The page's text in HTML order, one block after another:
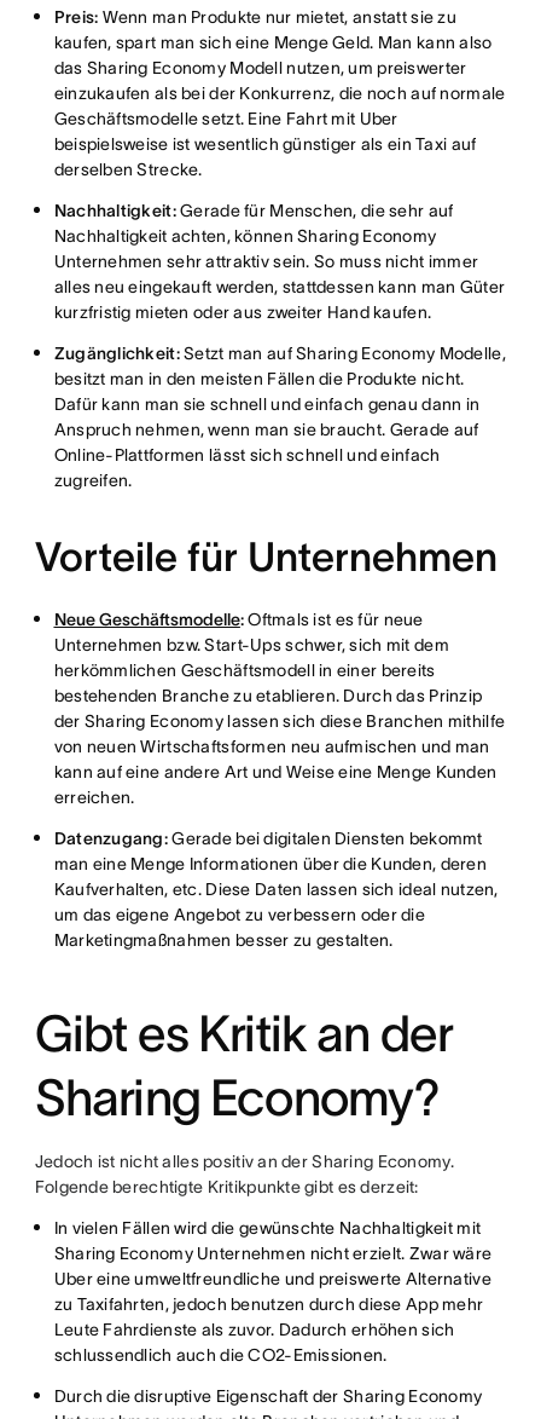
Preis: Wenn man Produkte nur mietet, anstatt sie zu
kaufen, spart man sich eine Menge Geld. Man kann also
das Sharing Economy Modell nutzen, um preiswerter
einzukaufen als bei der Konkurrenz, die noch auf normale
Geschäftsmodelle setzt. Eine Fahrt mit Uber
beispielsweise ist wesentlich günstiger als ein Taxi auf
derselben Strecke.
Nachhaltigkeit:Gerade für Menschen, die sehr auf
Nachhaltigkeit achten, können Sharing Economy
Unternehmen sehr attraktiv sein. So muss nicht immer
alles neu eingekauft werden, stattdessen kann man Güter
kurzfristig mieten oder aus zweiter Hand kaufen.
Zugänglichkeit:Setzt man auf Sharing Economy Modelle,
besitzt man in den meisten Fällen die Produkte nicht.
Dafür kann man sie schnell und einfach genau dann in
Anspruch nehmen, wenn man sie braucht. Gerade auf
Online-Plattformen lässt sich schnell und einfach
zugreifen.
Vorteile für Unternehmen
Neue Geschäftsmodelle:Oftmals ist es für neue
Unternehmen bzw. Start-Ups schwer, sich mit dem
herkömmlichen Geschäftsmodell in einer bereits
bestehenden Branche zu etablieren. Durch das Prinzip
der Sharing Economy lassen sich diese Branchen mithilfe
von neuen Wirtschaftsformen neu aufmischen und man
kann auf eine andere Art und Weise eine Menge Kunden
erreichen.
Datenzugang:Gerade bei digitalen Diensten bekommt
man eine Menge Informationen über die Kunden, deren
Kaufverhalten, etc. Diese Daten lassen sich ideal nutzen,
um das eigene Angebot zu verbessern oder die
Marketingmaßnahmen besser zu gestalten.
Gibt es Kritik an der
Sharing Economy?
Jedoch ist nicht alles positiv an der Sharing Economy.
Folgende berechtigte Kritikpunkte gibt es derzeit:
In vielen Fällen wird die gewünschte Nachhaltigkeit mit
Sharing Economy Unternehmen nicht erzielt. Zwar wäre
Uber eine umweltfreundliche und preiswerte Alternative
zu Taxifahrten, jedoch benutzen durch diese App mehr
Leute Fahrdienste als zuvor. Dadurch erhöhen sich
schlussendlich auch die CO2-Emissionen.
Durch die disruptive Eigenschaft der Sharing Economy